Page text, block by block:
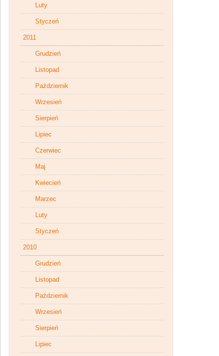
Luty
Styczeń
2011
Grudzień
Listopad
Październik
Wrzesień
Sierpień
Lipiec
Czerwiec
Maj
Kwiecień
Marzec
Luty
Styczeń
2010
Grudzień
Listopad
Październik
Wrzesień
Sierpień
Lipiec